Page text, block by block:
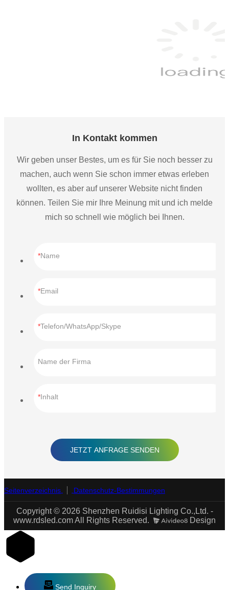
In Kontakt kommen
Wir geben unser Bestes, um es für Sie noch besser zu
machen, auch wenn Sie schon immer etwas erleben
wollten, es aber auf unserer Website nicht finden
können. Teilen Sie mir Ihre Meinung mit und ich melde
mich so schnell wie möglich bei Ihnen.
Name
Email
Telefon/WhatsApp/Skype
Name der Firma
Inhalt
JETZT ANFRAGE SENDEN
Seitenverzeichnis Datenschutz-Bestimmungen
Copyright © 2026 Shenzhen Ruidisi Lighting Co.,Ltd. -
www.rdsled.com All Rights Reserved.
Design
Send Inquiry